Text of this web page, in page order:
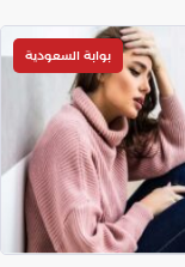
بوابة السعودية